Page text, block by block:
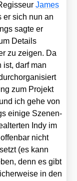
James
er sich nun an
sag­te er
Details
zu zei­gen. Da
ist, darf man
zum Pro­jekt
ich gehe von
eini­ge Sze­nen­
Indy im
nicht
(es kann
denn es gibt
in den